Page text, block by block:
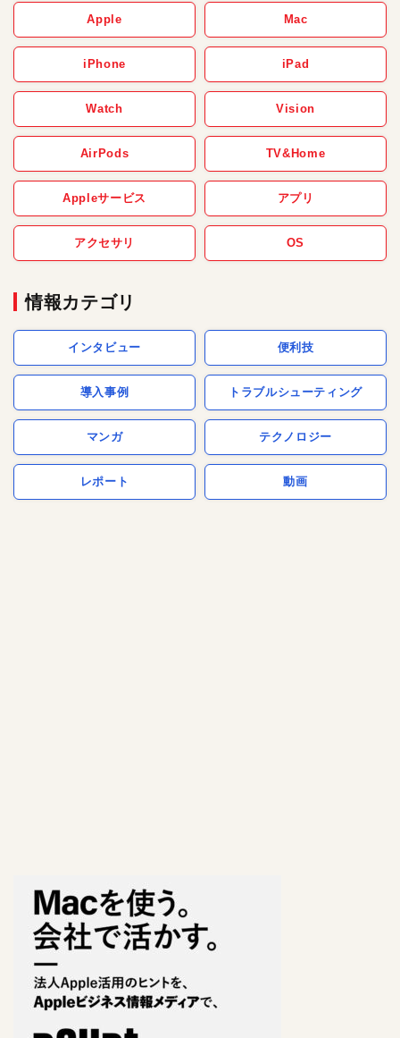
Apple Mac
iPhone iPad
Watch Vision
AirPods TV&Home
Appleサービス アプリ
アクセサリ OS
情報カテゴリ
インタビュー 便利技
導入事例 トラブルシューティング
マンガ テクノロジー
レポート 動画